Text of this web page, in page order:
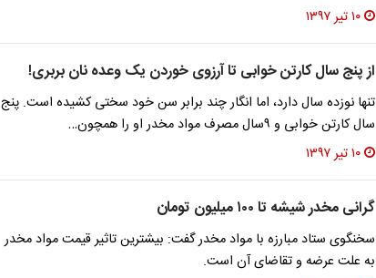
۱۰ تیر ۱۳۹۷
از پنج سال کارتن خوابی تا آرزوی خوردن یک وعده نان بربری!
تنها نوزده سال دارد، اما انگار چند برابر سن خود سختی کشیده است. پنج
سال کارتن خوابی و ۹سال مصرف مواد مخدر او را همچون…
۱۰ تیر ۱۳۹۷
گرانی مخدر شیشه تا ۱۰۰ میلیون تومان
سخنگوی ستاد مبارزه با مواد مخدر گفت: بیشترین تاثیر قیمت مواد مخدر
به علت عرضه و تقاضای آن است.